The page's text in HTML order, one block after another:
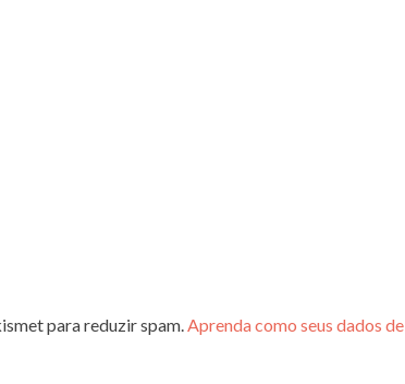
para reduzir spam.Aprenda como seus dados